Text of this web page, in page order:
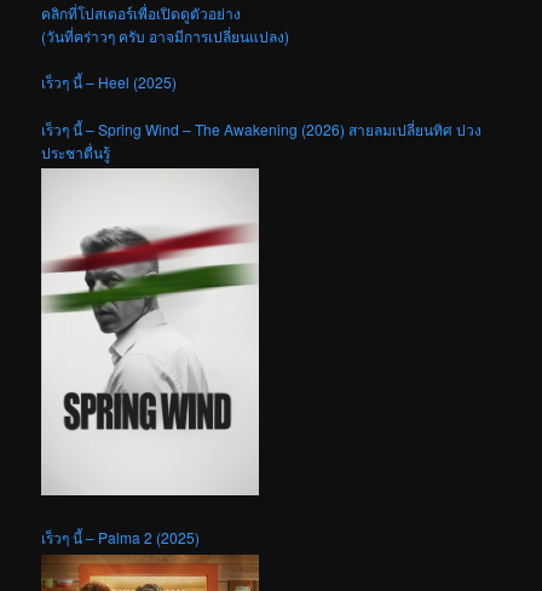
คลิกที่โปสเตอร์เพื่อเปิดดูตัวอย่าง
(วันที่คร่าวๆ ครับ อาจมีการเปลี่ยนแปลง)
เร็วๆ นี้ – Heel (2025)
เร็วๆ นี้ – Spring Wind – The Awakening (2026) สายลมเปลี่ยนทิศ ปวง
ประชาตื่นรู้
เร็วๆ นี้ – Palma 2 (2025)